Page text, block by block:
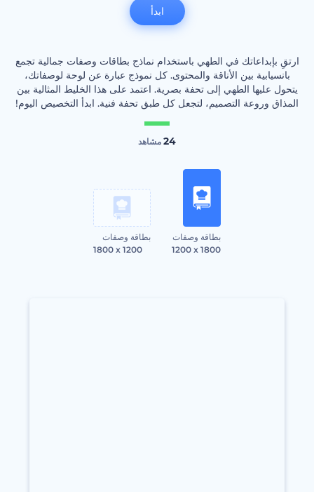
ارتقِ بإبداعاتك في الطهي باستخدام نماذج بطاقات وصفات جمالية تجمع
بانسيابية بين الأناقة والمحتوى. كل نموذج عبارة عن لوحة لوصفاتك،
يتحول عليها الطهي إلى تحفة بصرية. اعتمد على هذا الخليط المثالية بين
المذاق وروعة التصميم، لتجعل كل طبق تحفة فنية. ابدأ التخصيص اليوم!
24 مشاهد
بطاقة وصفات
1200 x 1800
بطاقة وصفات
1800 x 1200
ابدأ